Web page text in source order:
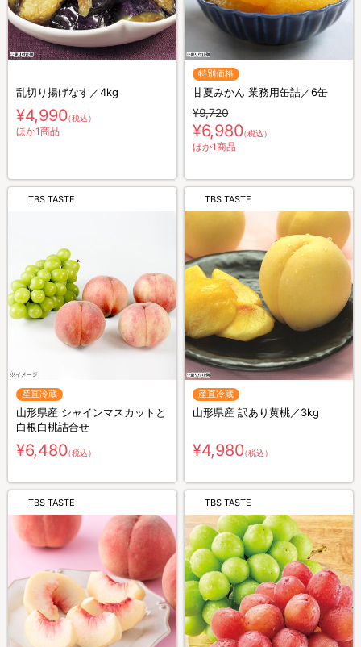
乱切り揚げなす／4kg
¥4,990（税込）
ほか1商品
特別価格
甘夏みかん 業務用缶詰／6缶
¥9,720
¥6,980（税込）
ほか1商品
TBS TASTE
産直冷蔵
山形県産 シャインマスカットと
白根白桃詰合せ
¥6,480（税込）
TBS TASTE
産直冷蔵
山形県産 訳あり黄桃／3kg
¥4,980（税込）
TBS TASTE TBS TASTE